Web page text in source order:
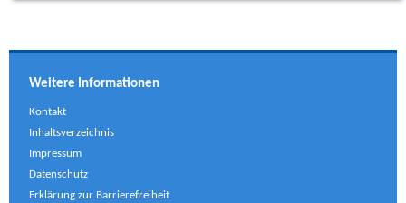
Weitere Informationen
Kontakt
Inhaltsverzeichnis
Impressum
Datenschutz
Erklärung zur Barrierefreiheit